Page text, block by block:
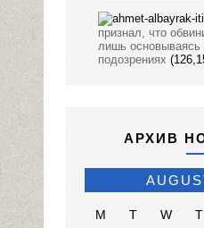
признал, что
лишь основываясь
подозрениях
АРХИВ
M T W T